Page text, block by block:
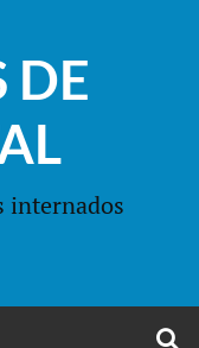
DE
internados